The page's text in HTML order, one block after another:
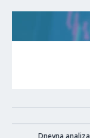
Dnevna analiza